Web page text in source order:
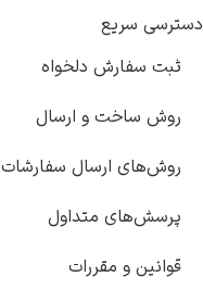
دسترسی سریع
ثبت سفارش دلخواه
روش ساخت و ارسال
روش‌های ارسال سفارشات
پرسش‌های متداول
قوانین و مقررات